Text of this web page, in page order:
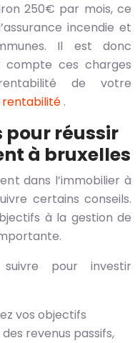
250€ par mois, ce
incendie et
Il est donc
compte ces charges
de votre
.
pour réussir
à bruxelles
dans l’immobilier à
certains conseils.
à la gestion de
pour investir
vos objectifs
revenus passifs,